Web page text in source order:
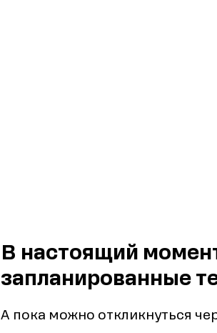
В настоящий
запланированные
А пока можно откликнуться